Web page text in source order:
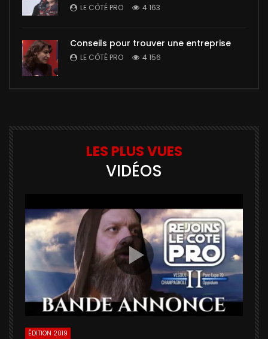
LE CÔTÉ PRO 4 163
Conseils pour trouver une entreprise
LE CÔTÉ PRO 4 156
LES PLUS VUES
VIDÉOS
ÉDITION 2019